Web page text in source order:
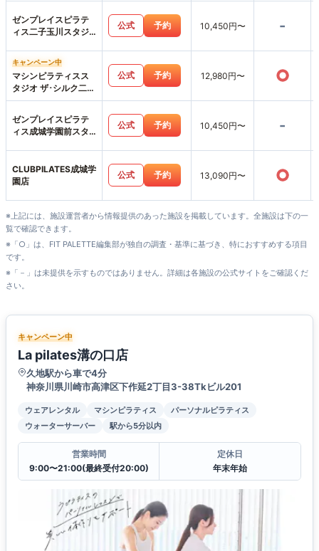
ゼンプレイスピラテ
ィス二子玉川スタジ
公式 予約 10,450円〜 -
キャンペーン中
マシンピラティスス
タジオ ザ･シルク二子
玉川店
公式 予約 12,980円〜 ○
ゼンプレイスピラテ
ィス成城学園前スタ
公式 予約 10,450円〜 -
CLUBPILATES成城学
園店
公式 予約 13,090円〜 ○
※上記には、施設運営者から情報提供のあった施設を掲載しています。全施設は下の一
覧で確認できます。
※「○」は、FIT PALETTE編集部が独自の調査・基準に基づき、特におすすめする項目
です。
※「－」は未提供を示すものではありません。詳細は各施設の公式サイトをご確認くだ
さい。
キャンペーン中
La pilates溝の口店
久地駅から車で4分
神奈川県川崎市高津区下作延2丁目3-38Tkビル201
ウェアレンタル マシンピラティス
パーソナルピラティス
ウォーターサーバー
駅から5分以内
営業時間
9:00〜21:00(最終受付20:00)
定休日
年末年始